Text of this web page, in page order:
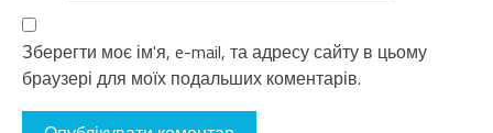
Зберегти моє ім'я, e-mail, та адресу сайту в цьому
браузері для моїх подальших коментарів.